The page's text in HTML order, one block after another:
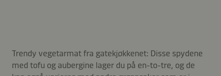
Trendy vegetarmat fra gatekjøkkenet: Disse spydene
med tofu og aubergine lager du på en-to-tre, og de